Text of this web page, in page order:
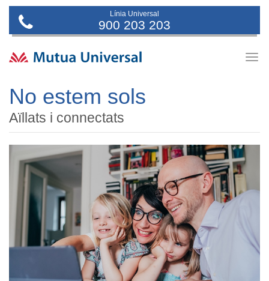
Línia Universal
900 203 203
No estem sols
Aïllats i connectats